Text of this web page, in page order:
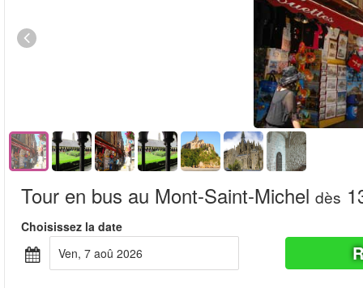
Tour en bus au Mont-Saint-Michel dès
Choisissez la date
ven, 7 aoû 2026